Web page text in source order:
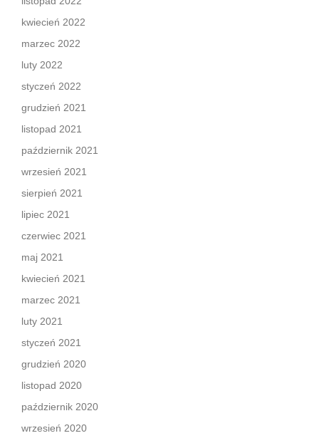
kwiecień 2022
marzec 2022
luty 2022
styczeń 2022
grudzień 2021
listopad 2021
październik 2021
wrzesień 2021
sierpień 2021
lipiec 2021
czerwiec 2021
maj 2021
kwiecień 2021
marzec 2021
luty 2021
styczeń 2021
grudzień 2020
listopad 2020
październik 2020
wrzesień 2020